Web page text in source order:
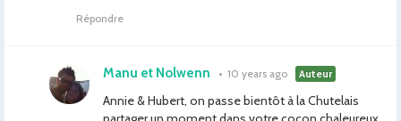
Répondre
Manu et Nolwenn • 10 years ago Auteur
Annie & Hubert, on passe bientôt à la Chutelais